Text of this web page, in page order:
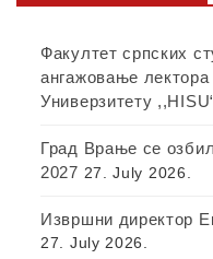
Факултет српских
ангажовање лектора
Универзитету
Град Врање се
2027 27. July 2026.
Извршни директор
27. July 2026.